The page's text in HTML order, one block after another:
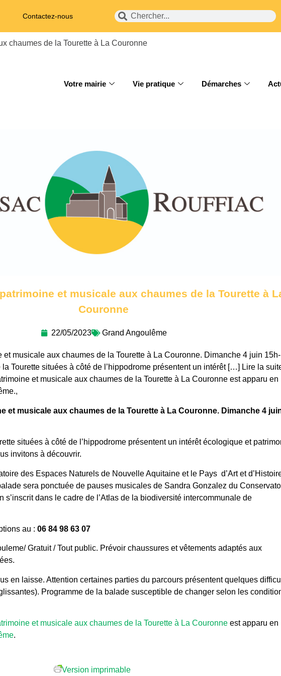
Contactez-nous
chaumes de la Tourette à La Couronne
Votre mairie Vie pratique Démarches
et musicale aux chaumes de la Tourette à
Couronne
22/05/2023 Grand Angoulême
et musicale aux chaumes de la Tourette à La Couronne. Dimanche 4 juin 15h-
Tourette situées à côté de l’hippodrome présentent un intérêt […] Lire la
et musicale aux chaumes de la Tourette à La Couronne est apparu en
et musicale aux chaumes de la Tourette à La Couronne. Dimanche 4
situées à côté de l’hippodrome présentent un intérêt écologique et
invitons à découvrir.
des Espaces Naturels de Nouvelle Aquitaine et le Pays d’Art et
sera ponctuée de pauses musicales de Sandra Gonzalez du
s’inscrit dans le cadre de l’Atlas de la biodiversité intercommunale de
au : 06 84 98 63 07
Gratuit / Tout public. Prévoir chaussures et vêtements adaptés aux
en laisse. Attention certaines parties du parcours présentent quelques
Programme de la balade susceptible de changer selon les
et musicale aux chaumes de la Tourette à La Couronne est apparu en
.
Version imprimable